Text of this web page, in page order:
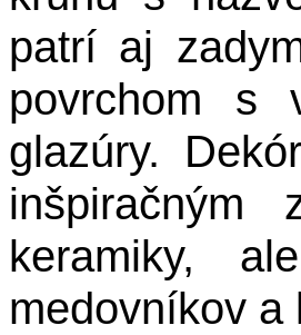
patrí aj
povrchom s
glazúry.
inšpiračným
keramiky,
medovníkov a